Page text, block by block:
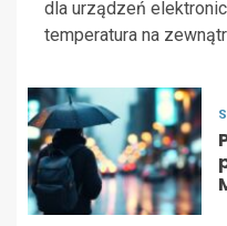
dla urządzeń
temperatura na